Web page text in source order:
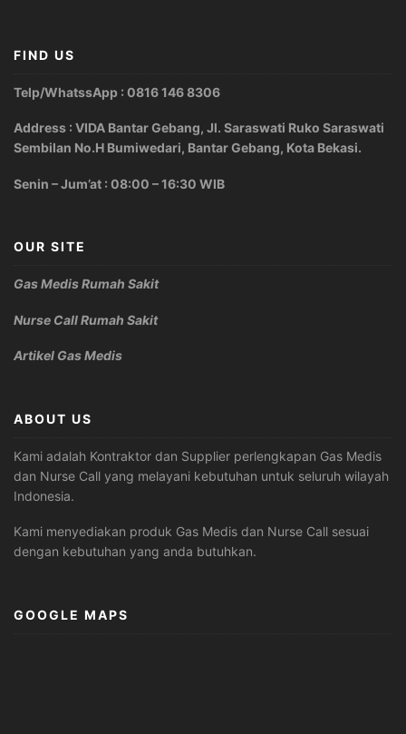
FIND US
Telp/WhatssApp : 0816 146 8306
Address : VIDA Bantar Gebang, Jl. Saraswati Ruko Saraswati
Sembilan No.H Bumiwedari, Bantar Gebang, Kota Bekasi.
Senin – Jum’at : 08:00 – 16:30 WIB
OUR SITE
Gas Medis Rumah Sakit
Nurse Call Rumah Sakit
Artikel Gas Medis
ABOUT US
Kami adalah Kontraktor dan Supplier perlengkapan Gas Medis
dan Nurse Call yang melayani kebutuhan untuk seluruh wilayah
Indonesia.
Kami menyediakan produk Gas Medis dan Nurse Call sesuai
dengan kebutuhan yang anda butuhkan.
GOOGLE MAPS